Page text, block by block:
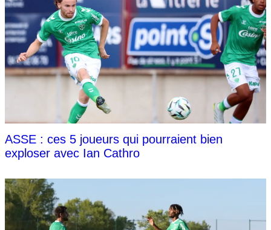
ASSE : ces 5 joueurs qui pourraient bien
exploser avec Ian Cathro